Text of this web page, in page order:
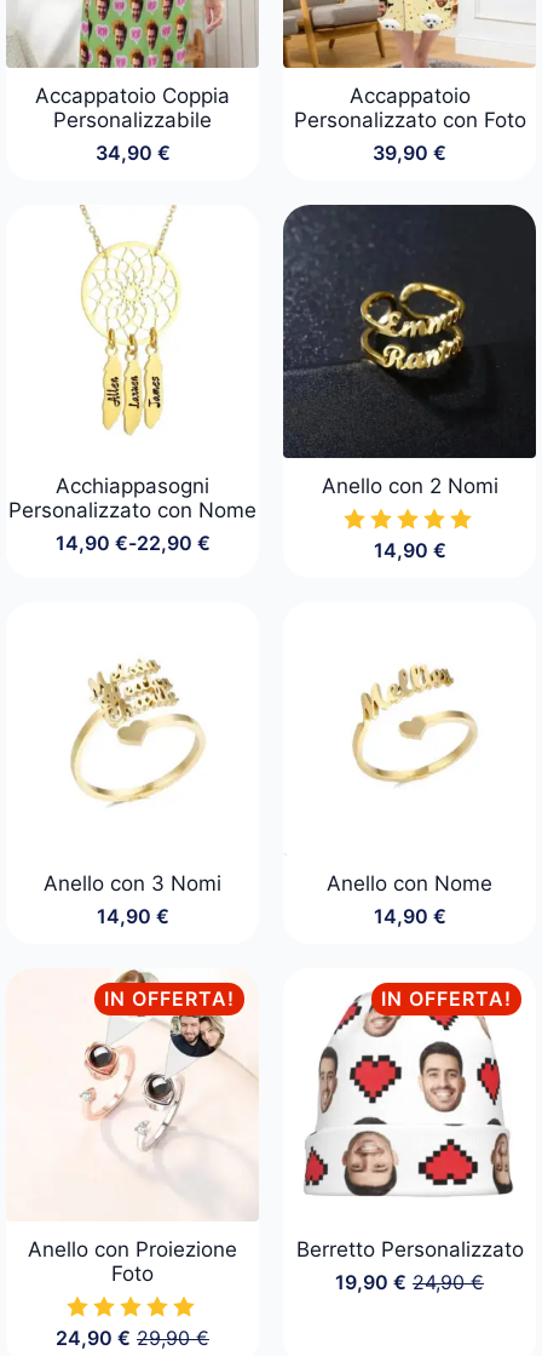
Accappatoio Coppia
Personalizzabile
34,90 €
Accappatoio
Personalizzato con Foto
39,90 €
Acchiappasogni
Personalizzato con Nome
14,90 €-22,90 €
Fascia
a
22,90 €
Anello con 2 Nomi
14,90 €
Anello con 3 Nomi
14,90 €
Anello con Nome
14,90 €
IN OFFERTA!
Anello con Proiezione
Foto
29,90€
Il
24,90€ Il
IN OFFERTA!
Berretto Personalizzato
24,90€
Il
19,90€ Il